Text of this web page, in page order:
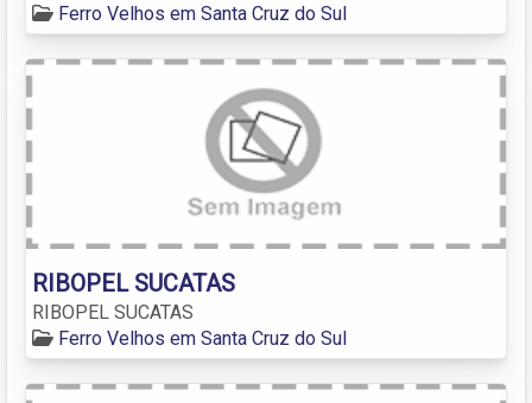
Ferro Velhos em Santa Cruz do Sul
RIBOPEL SUCATAS
RIBOPEL SUCATAS
Ferro Velhos em Santa Cruz do Sul